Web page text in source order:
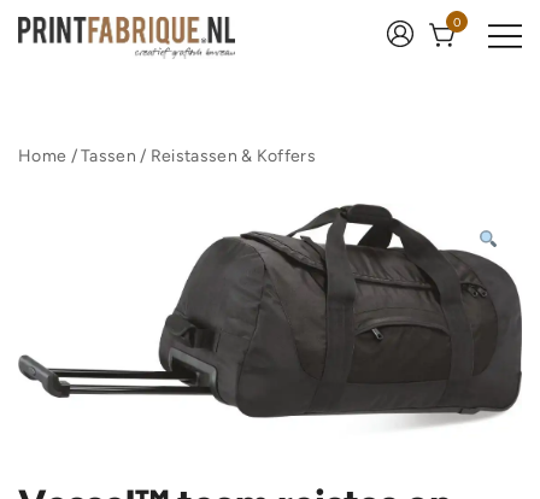
naar
0
Home /Tassen / Reistassen & Koffers